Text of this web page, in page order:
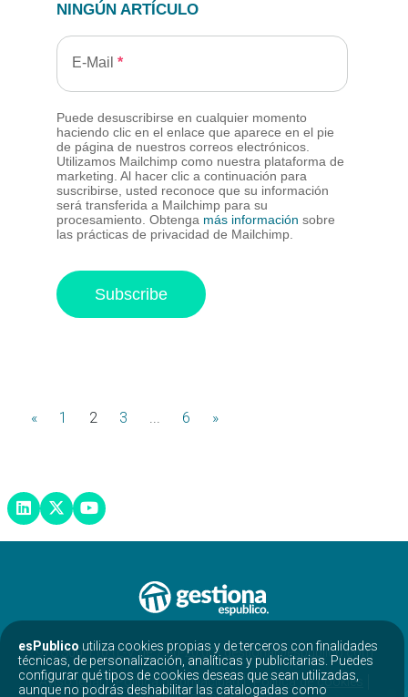
NINGÚN ARTÍCULO
E-Mail
Puede desuscribirse en cualquier momento
haciendo clic en el enlace que aparece en el pie
de página de nuestros correos electrónicos.
Utilizamos Mailchimp como nuestra plataforma de
marketing. Al hacer clic a continuación para
suscribirse, usted reconoce que su información
será transferida a Mailchimp para su
procesamiento. Obtenga más información sobre
las prácticas de privacidad de Mailchimp.
« 1 2 3 ... 6 »
976 300 110 (L-V de 7:30-20:00) gestiona@espublico.com
Aviso legal
Política de privacidad
Política de cookies
esPublico utiliza cookies propias y de terceros con finalidades
técnicas, de personalización, analíticas y publicitarias. Puedes
configurar qué tipos de cookies deseas que sean utilizadas,
aunque no podrás deshabilitar las catalogadas como